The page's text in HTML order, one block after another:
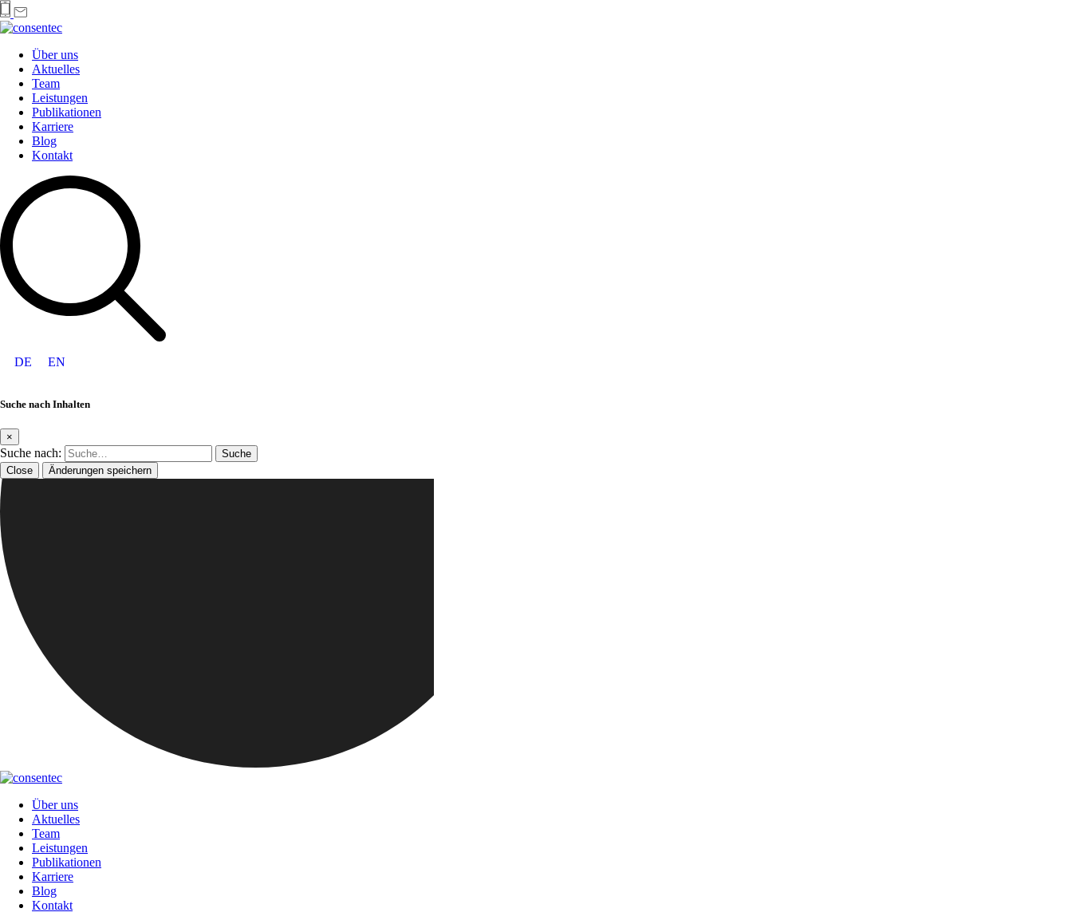
Über uns
Aktuelles
Team
Leistungen
Publikationen
Karriere
Blog
Kontakt
DE EN
Suche nach Inhalten
×
Suche nach:
Close Änderungen speichern
Über uns
Aktuelles
Team
Leistungen
Publikationen
Karriere
Blog
Kontakt